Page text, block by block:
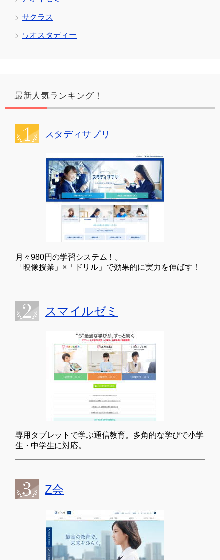
サクラス
ワオスタディー
最新人気ランキング！
スタディサプリ
月々980円の学習システム！。
「映像授業」×「ドリル」で効果的に実力を伸ばす！
スマイルゼミ
専用タブレットで学ぶ通信教育。多角的な学びで小学
生・中学生に対応。
Z会